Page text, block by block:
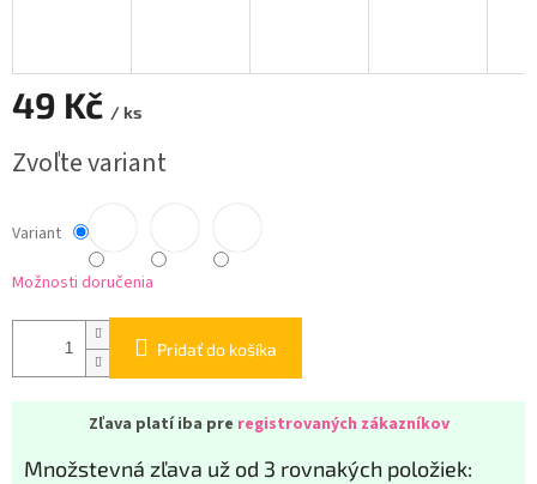
49 Kč / ks
cena:
Zvoľte variant
Variant
Možnosti doručenia
Pridať do košíka
Zľava platí iba pre registrovaných zákazníkov
Množstevná zľava už od 3 rovnakých položiek: